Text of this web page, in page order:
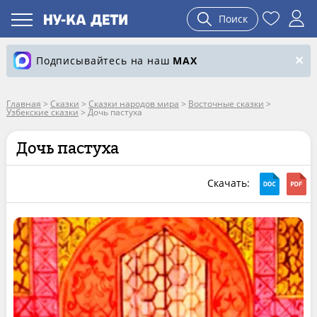
Поиск
Подписывайтесь на наш MAX
Главная > Сказки > Сказки народов мира > Восточные сказки >
Узбекские сказки> Дочь пастуха
Дочь пастуха
Скачать: